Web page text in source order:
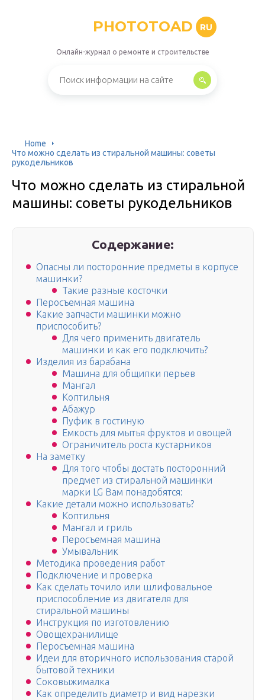
PHOTOTOAD RU
Онлайн-журнал о ремонте и строительстве
Home
Что можно сделать из стиральной машины: советы
рукодельников
Что можно сделать из стиральной
машины: советы рукодельников
Содержание:
Опасны ли посторонние предметы в корпусе
машинки?
Такие разные косточки
Перосъемная машина
Какие запчасти машинки можно
приспособить?
Для чего применить двигатель
машинки и как его подключить?
Изделия из барабана
Машина для общипки перьев
Мангал
Коптильня
Абажур
Пуфик в гостиную
Емкость для мытья фруктов и овощей
Ограничитель роста кустарников
На заметку
Для того чтобы достать посторонний
предмет из стиральной машинки
марки LG Вам понадобятся:
Какие детали можно использовать?
Коптильня
Мангал и гриль
Перосъемная машина
Умывальник
Методика проведения работ
Подключение и проверка
Как сделать точило или шлифовальное
приспособление из двигателя для
стиральной машины
Инструкция по изготовлению
Овощехранилище
Перосъемная машина
Идеи для вторичного использования старой
бытовой техники
Соковыжималка
Как определить диаметр и вид нарезки